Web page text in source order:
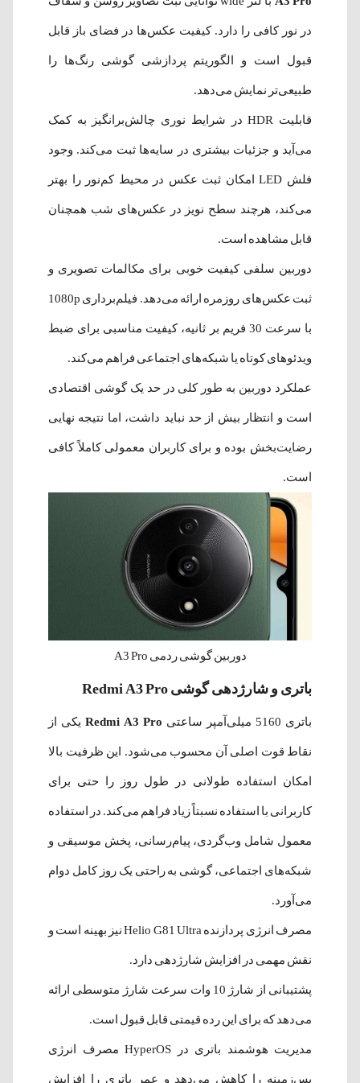
در نور کافی را دارد. کیفیت عکس‌ها در فضای باز قابل
قبول است و الگوریتم پردازشی گوشی رنگ‌ها را
طبیعی‌تر نمایش می‌دهد.
قابلیت HDR در شرایط نوری چالش‌برانگیز به کمک
می‌آید و جزئیات بیشتری در سایه‌ها ثبت می‌کند. وجود
فلش LED امکان ثبت عکس در محیط کم‌نور را بهتر
می‌کند، هرچند سطح نویز در عکس‌های شب همچنان
قابل مشاهده است.
دوربین سلفی کیفیت خوبی برای مکالمات تصویری و
ثبت عکس‌های روزمره ارائه می‌دهد. فیلم‌برداری 1080p
با سرعت 30 فریم بر ثانیه، کیفیت مناسبی برای ضبط
ویدئوهای کوتاه یا شبکه‌های اجتماعی فراهم می‌کند.
عملکرد دوربین به طور کلی در حد یک گوشی اقتصادی
است و انتظار بیش از حد نباید داشت، اما نتیجه نهایی
رضایت‌بخش بوده و برای کاربران معمولی کاملاً کافی
است.
دوربین گوشی ردمی A3 Pro
باتری و شارژدهی گوشی Redmi A3 Pro
باتری 5160 میلی‌آمپر ساعتی Redmi A3 Pro یکی از
نقاط قوت اصلی آن محسوب می‌شود. این ظرفیت بالا
امکان استفاده طولانی در طول روز را حتی برای
کاربرانی با استفاده نسبتاً زیاد فراهم می‌کند. در استفاده
معمول شامل وب‌گردی، پیام‌رسانی، پخش موسیقی و
شبکه‌های اجتماعی، گوشی به راحتی یک روز کامل دوام
می‌آورد.
مصرف انرژی پردازنده Helio G81 Ultra نیز بهینه است و
نقش مهمی در افزایش شارژدهی دارد.
پشتیبانی از شارژ 10 وات سرعت شارژ متوسطی ارائه
می‌دهد که برای این رده قیمتی قابل قبول است.
مدیریت هوشمند باتری در HyperOS مصرف انرژی
پس‌زمینه را کاهش می‌دهد و عمر باتری را افزایش